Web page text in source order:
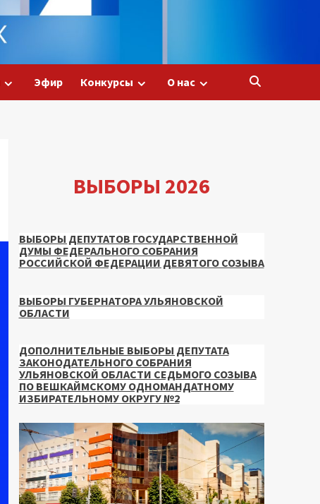
Эфир Конкурсы О нас
ВЫБОРЫ 2026
ВЫБОРЫ ДЕПУТАТОВ ГОСУДАРСТВЕННОЙ
ДУМЫ ФЕДЕРАЛЬНОГО СОБРАНИЯ
РОССИЙСКОЙ ФЕДЕРАЦИИ ДЕВЯТОГО СОЗЫВА
ВЫБОРЫ ГУБЕРНАТОРА УЛЬЯНОВСКОЙ
ОБЛАСТИ
ДОПОЛНИТЕЛЬНЫЕ ВЫБОРЫ ДЕПУТАТА
ЗАКОНОДАТЕЛЬНОГО СОБРАНИЯ
УЛЬЯНОВСКОЙ ОБЛАСТИ СЕДЬМОГО СОЗЫВА
ПО ВЕШКАЙМСКОМУ ОДНОМАНДАТНОМУ
ИЗБИРАТЕЛЬНОМУ ОКРУГУ №2